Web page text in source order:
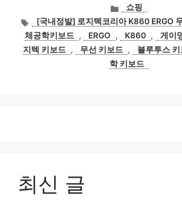
카
테
고
리
쇼핑
태
그
[국내정발] 로지텍코리아 K860 ERGO
체공학키보드 , ERGO , K860 , 게이
지텍 키보드 , 무선 키보드 , 블루투스
학 키보드
최신 글